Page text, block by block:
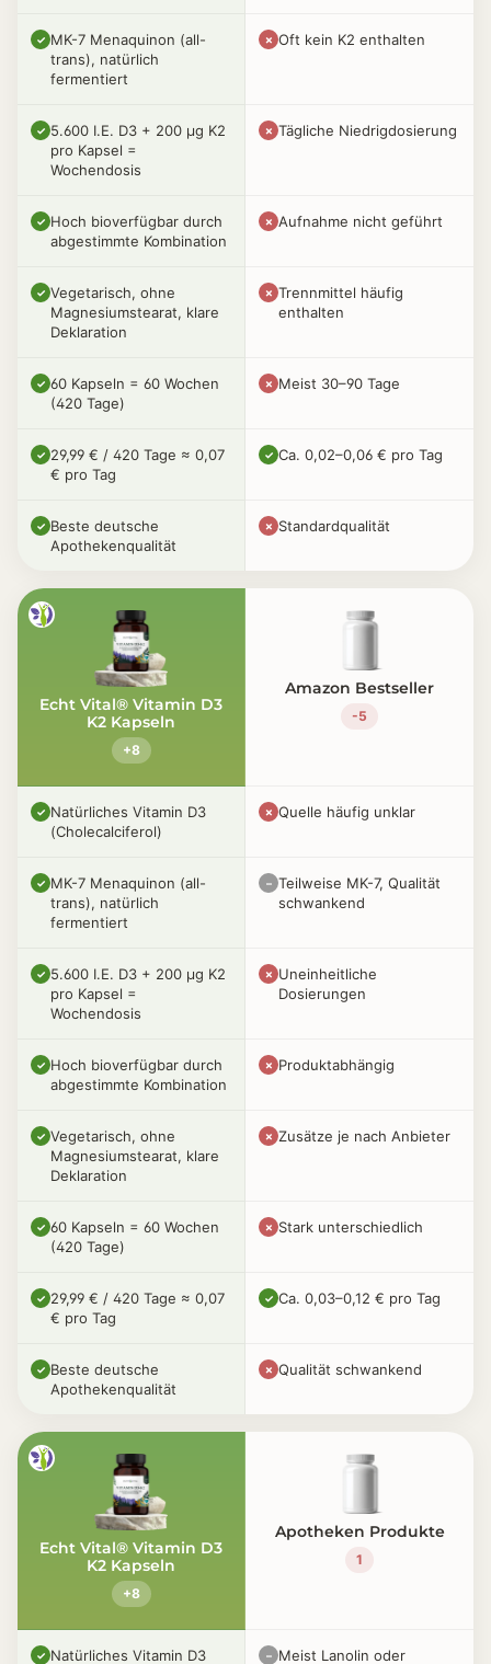
✓ MK-7 Menaquinon (all-
trans), natürlich
fermentiert
✗ Oft kein K2 enthalten
✓ 5.600 I.E. D3 + 200 µg K2
pro Kapsel =
Wochendosis
✗ Tägliche Niedrigdosierung
✓ Hoch bioverfügbar durch
abgestimmte Kombination
✗ Aufnahme nicht geführt
✓ Vegetarisch, ohne
Magnesiumstearat, klare
Deklaration
✗ Trennmittel häufig
enthalten
✓ 60 Kapseln = 60 Wochen
(420 Tage)
✗ Meist 30–90 Tage
✓ 29,99 € / 420 Tage ≈ 0,07
€ pro Tag
✓ Ca. 0,02–0,06 € pro Tag
✓ Beste deutsche
Apothekenqualität
✗ Standardqualität
Echt Vital® Vitamin D3
K2 Kapseln
+8
Amazon Bestseller
-5
✓ Natürliches Vitamin D3
(Cholecalciferol)
✗ Quelle häufig unklar
✓ MK-7 Menaquinon (all-
trans), natürlich
fermentiert
– Teilweise MK-7, Qualität
schwankend
✓ 5.600 I.E. D3 + 200 µg K2
pro Kapsel =
Wochendosis
✗ Uneinheitliche
Dosierungen
✓ Hoch bioverfügbar durch
abgestimmte Kombination
✗ Produktabhängig
✓ Vegetarisch, ohne
Magnesiumstearat, klare
Deklaration
✗ Zusätze je nach Anbieter
✓ 60 Kapseln = 60 Wochen
(420 Tage)
✗ Stark unterschiedlich
✓ 29,99 € / 420 Tage ≈ 0,07
€ pro Tag
✓ Ca. 0,03–0,12 € pro Tag
✓ Beste deutsche
Apothekenqualität
✗ Qualität schwankend
Echt Vital® Vitamin D3
K2 Kapseln
+8
Apotheken Produkte
1
✓ Natürliches Vitamin D3 – Meist Lanolin oder